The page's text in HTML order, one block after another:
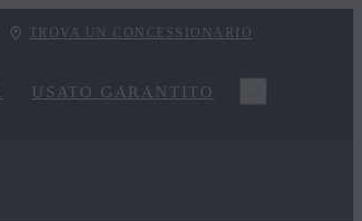
TROVA UN CONCESSIONARIO
USATO GARANTITO